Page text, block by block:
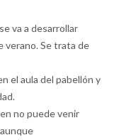
va a desarrollar
verano. Se trata de
el aula del pabellón y
no puede venir